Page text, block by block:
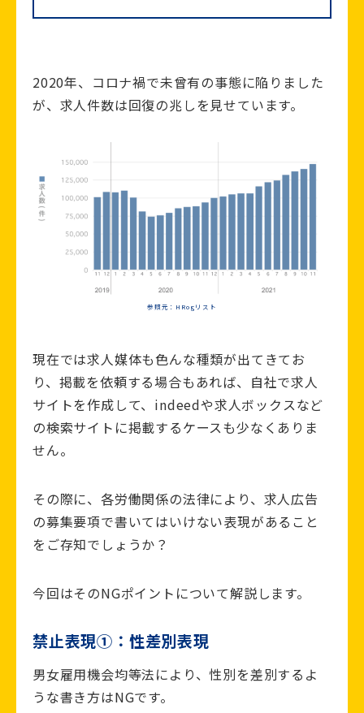
2020年、コロナ禍で未曾有の事態に陥りました
が、求人件数は回復の兆しを見せています。
参照元：HRogリスト
現在では求人媒体も色んな種類が出てきてお
り、掲載を依頼する場合もあれば、自社で求人
サイトを作成して、indeedや求人ボックスなど
の検索サイトに掲載するケースも少なくありま
せん。
その際に、各労働関係の法律により、求人広告
の募集要項で書いてはいけない表現があること
をご存知でしょうか？
今回はそのNGポイントについて解説します。
禁止表現①：性差別表現
男女雇用機会均等法により、性別を差別するよ
うな書き方はNGです。